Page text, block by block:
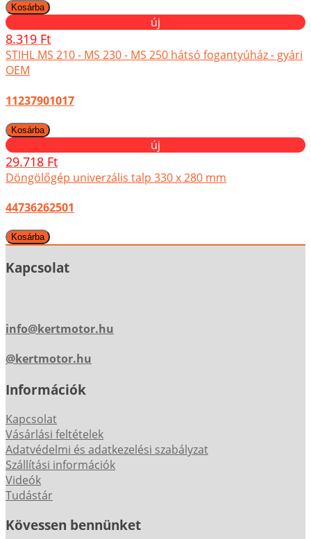
új
8.319 Ft
STIHL MS 210 - MS 230 - MS 250 hátsó fogantyúház - gyári
OEM
11237901017
új
29.718 Ft
Döngölőgép univerzális talp 330 x 280 mm
44736262501
Kapcsolat
info@kertmotor.hu
@kertmotor.hu
Információk
Kapcsolat
Vásárlási feltételek
Adatvédelmi és adatkezelési szabályzat
Szállítási információk
Videók
Tudástár
Kövessen bennünket